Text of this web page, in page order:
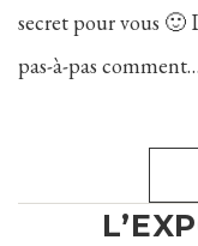
secret pour vous 🙂
pas-à-pas comment…